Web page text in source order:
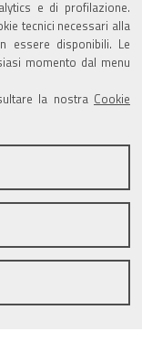
e di profilazione.
tecnici necessari alla
essere disponibili. Le
momento dal menu
la nostra Cookie
media policy